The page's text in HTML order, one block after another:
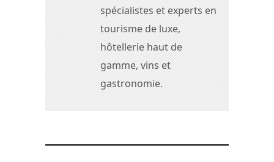
spécialistes et experts en
tourisme de luxe,
hôtellerie haut de
gamme, vins et
gastronomie.